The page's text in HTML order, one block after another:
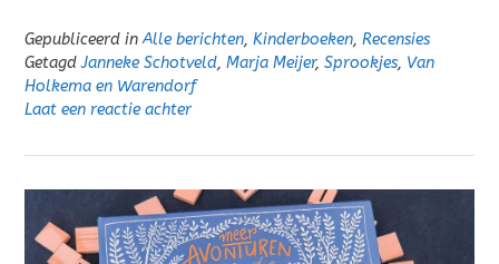
Gepubliceerd inAlle berichten, Kinderboeken, Recensies
GetagdJanneke Schotveld, Marja Meijer, Sprookjes, Van
Holkema en Warendorf
Laat een reactie achter